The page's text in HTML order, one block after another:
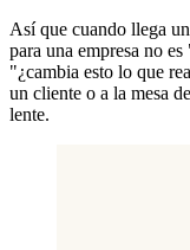
Así que cuando llega
para una empresa no
"¿cambia esto lo que
un cliente o a la mesa
lente.